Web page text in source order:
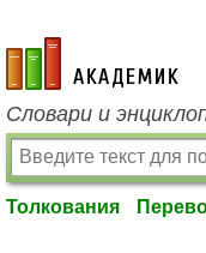
academic.ru
Словари и
Толкования